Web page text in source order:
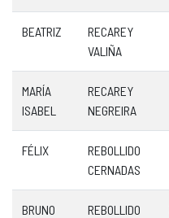
BEATRIZ
RECAREY
VALIÑA
MARÍA
ISABEL
RECAREY
NEGREIRA
FÉLIX
REBOLLIDO
CERNADAS
BRUNO
REBOLLIDO